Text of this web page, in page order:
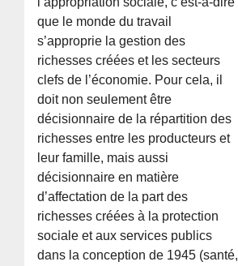
que le monde du travail
s’approprie la gestion des
richesses créées et les secteurs
clefs de l’économie. Pour cela, il
doit non seulement être
décisionnaire de la répartition des
richesses entre les producteurs et
leur famille, mais aussi
décisionnaire en matière
d’affectation de la part des
richesses créées à la protection
sociale et aux services publics
dans la conception de 1945 (santé,